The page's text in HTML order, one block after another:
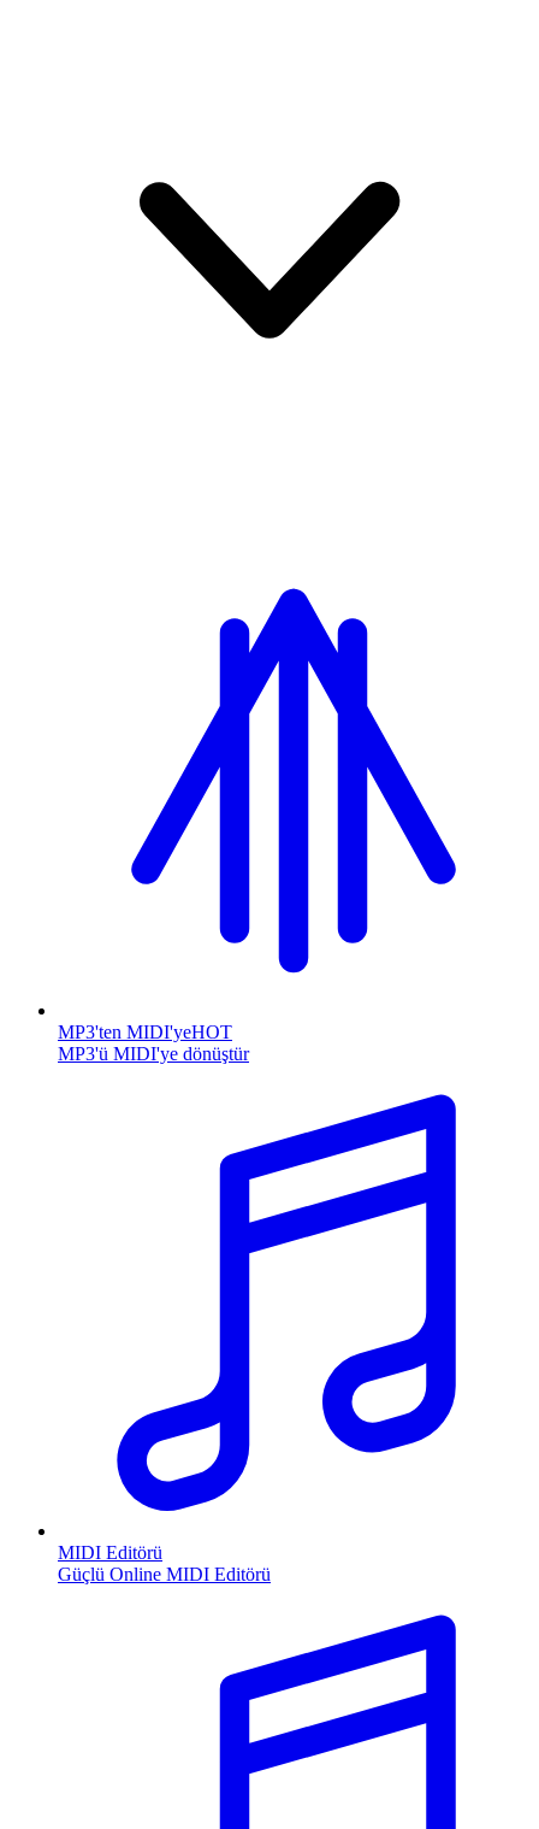
MP3'ten MIDI'yeHOT
MP3'ü MIDI'ye dönüştür
MIDI Editörü
Güçlü Online MIDI Editörü